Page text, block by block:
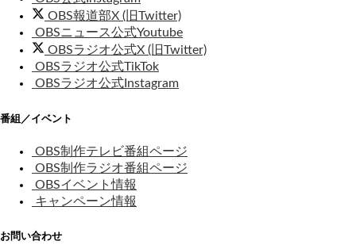
OBS報道部X (旧Twitter)
OBSニュース公式Youtube
OBSラジオ公式X (旧Twitter)
OBSラジオ公式TikTok
OBSラジオ公式Instagram
番組／イベント
OBS制作テレビ番組ページ
OBS制作ラジオ番組ページ
OBSイベント情報
キャンペーン情報
お問い合わせ